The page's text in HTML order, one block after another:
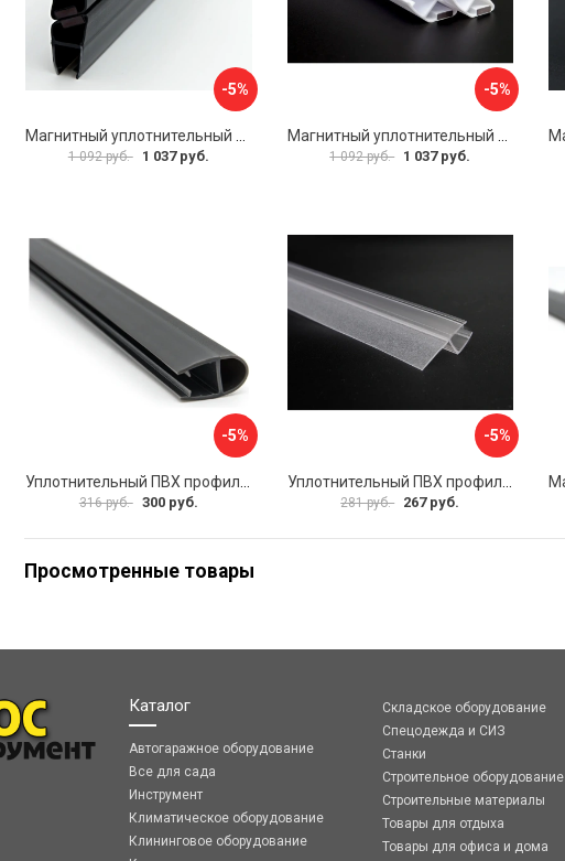
-5%
1 092 руб. 1 037 руб.
-5%
1 092 руб. 1 037 руб.
-5%
316 руб. 300 руб.
-5%
281 руб. 267 руб.
Просмотренные товары
Каталог
Автогаражное оборудование
Все для сада
Инструмент
Климатическое оборудование
Клининговое оборудование
Складское оборудование
Спецодежда и СИЗ
Станки
Строительное оборудование
Строительные материалы
Товары для отдыха
Товары для офиса и дома